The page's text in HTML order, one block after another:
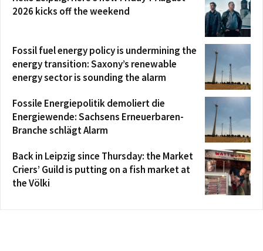
2026 kicks off the weekend
Fossil fuel energy policy is undermining the
energy transition: Saxony’s renewable
energy sector is sounding the alarm
Fossile Energiepolitik demoliert die
Energiewende: Sachsens Erneuerbaren-
Branche schlägt Alarm
Back in Leipzig since Thursday: the Market
Criers’ Guild is putting on a fish market at
the Völki